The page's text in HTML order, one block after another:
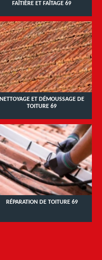
FAÎTIÈRE ET FAÎTAGE 69
NETTOYAGE ET DÉMOUSSAGE DE
TOITURE 69
RÉPARATION DE TOITURE 69